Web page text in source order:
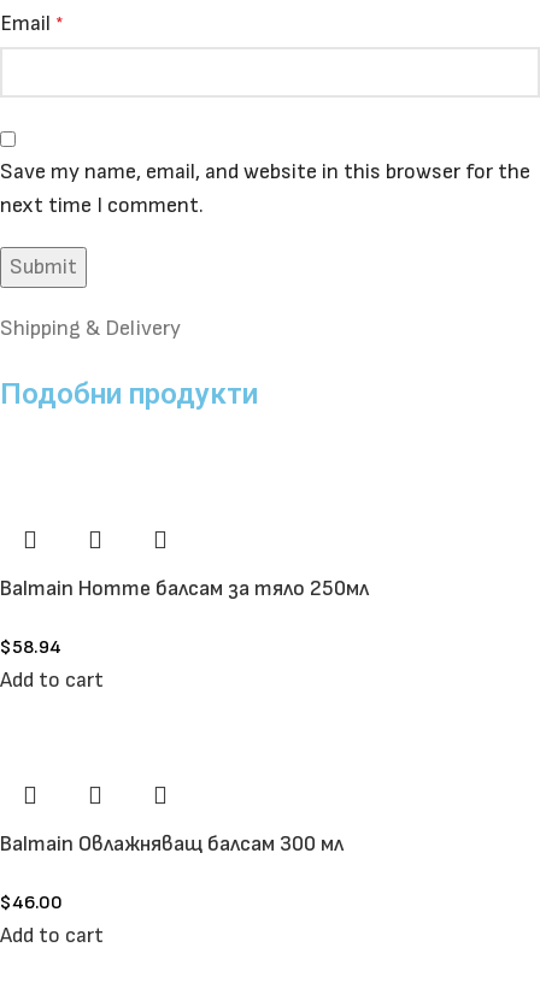
Email *
Save my name, email, and website in this browser for the
next time I comment.
Shipping & Delivery
Подобни продукти
Balmain Homme балсам за тяло 250мл
$58.94
Add to cart
Balmain Овлажняващ балсам 300 мл
$46.00
Add to cart